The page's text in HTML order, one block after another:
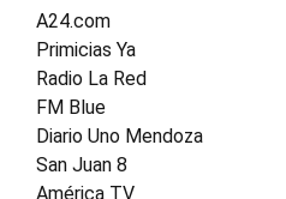
A24.com
Primicias Ya
Radio La Red
FM Blue
Diario Uno Mendoza
San Juan 8
América TV